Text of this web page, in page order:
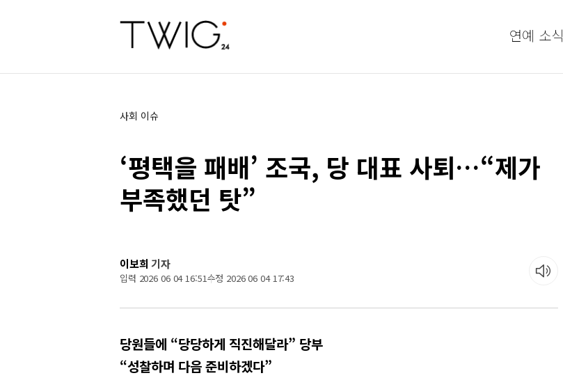
연예 소식
사회 이슈
‘평택을 패배’ 조국, 당 대표 사퇴…“제가
부족했던 탓”
이보희 기자
입력 2026 06 04 16:51수정 2026 06 04 17:43
당원들에 “당당하게 직진해달라” 당부
“성찰하며 다음 준비하겠다”